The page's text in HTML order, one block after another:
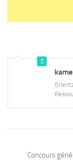
Concours